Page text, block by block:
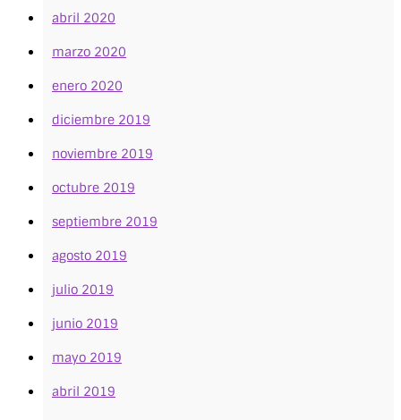
abril 2020
marzo 2020
enero 2020
diciembre 2019
noviembre 2019
octubre 2019
septiembre 2019
agosto 2019
julio 2019
junio 2019
mayo 2019
abril 2019